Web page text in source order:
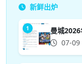
新鲜出炉
1
07-09